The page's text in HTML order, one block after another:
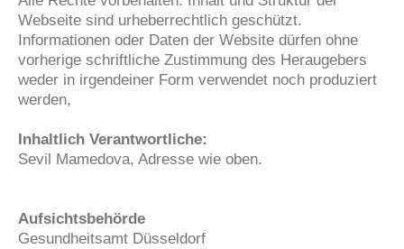
Webseite sind urheberrechtlich geschützt.
Informationen oder Daten der Website dürfen ohne
vorherige schriftliche Zustimmung des Heraugebers
weder in irgendeiner Form verwendet noch produziert
werden,
Inhaltlich Verantwortliche:
Sevil Mamedova, Adresse wie oben.
Aufsichtsbehörde
Gesundheitsamt Düsseldorf